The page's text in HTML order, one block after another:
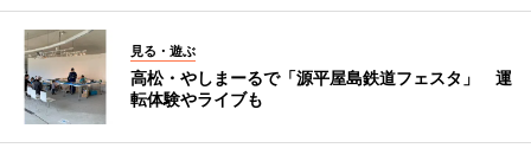
見る・遊ぶ
高松・やしまーるで「源平屋島鉄道フェスタ」 運
転体験やライブも